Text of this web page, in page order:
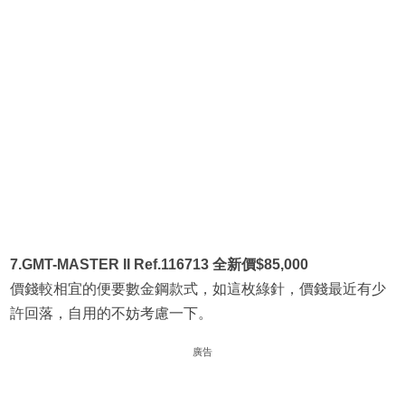
7.GMT-MASTER II Ref.116713 全新價$85,000
價錢較相宜的便要數金鋼款式，如這枚綠針，價錢最近有少
許回落，自用的不妨考慮一下。
廣告